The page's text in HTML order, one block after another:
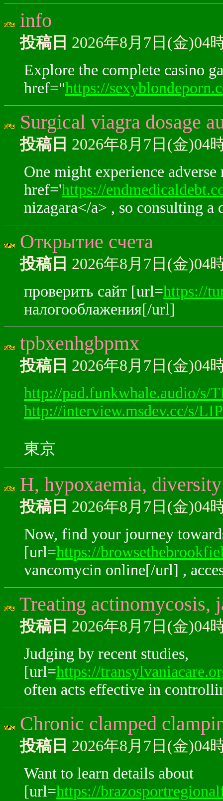
info
投稿日 2026年8月7日(金)04
Explore the complete casino
href="https://
Surgical viagra dosage
投稿日 2026年8月7日(金)04
One might experience
href='https://
nizagara</a> , so consulting a
Открытие счета
投稿日 2026年8月7日(金)04
проверить сайт [url=https://
налогооблажения[/url]
tpbxenhgbpmx
投稿日 2026年8月7日(金)04
http://pad.funkwhale.audio/s/
http://interview.msdev.cc/s/
東京
H, hypoxaemia,
投稿日 2026年8月7日(金)04
Now, find your journey
[url=https://
vancomycin online[/url] ,
Treating actinomycosis,
投稿日 2026年8月7日(金)04
Judging by recent studies,
[url=https://
often acts effective in
Chronic clamped
投稿日 2026年8月7日(金)04
Want to learn details about
[url=https://